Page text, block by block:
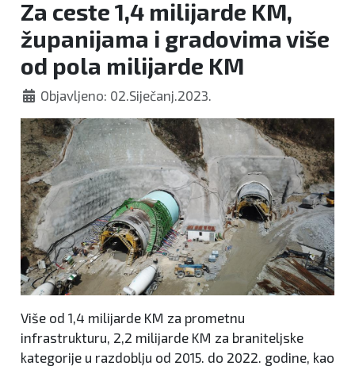
Za ceste 1,4 milijarde KM,
županijama i gradovima više
od pola milijarde KM
Objavljeno: 02.Siječanj.2023.
Više od 1,4 milijarde KM za prometnu
infrastrukturu, 2,2 milijarde KM za braniteljske
kategorije u razdoblju od 2015. do 2022. godine, kao